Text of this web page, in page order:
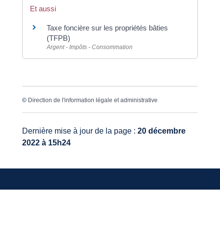
Et aussi
Taxe foncière sur les propriétés bâties
(TFPB)
Argent - Impôts - Consommation
© Direction de l'information légale et administrative
Dernière mise à jour de la page : 20 décembre
2022 à 15h24